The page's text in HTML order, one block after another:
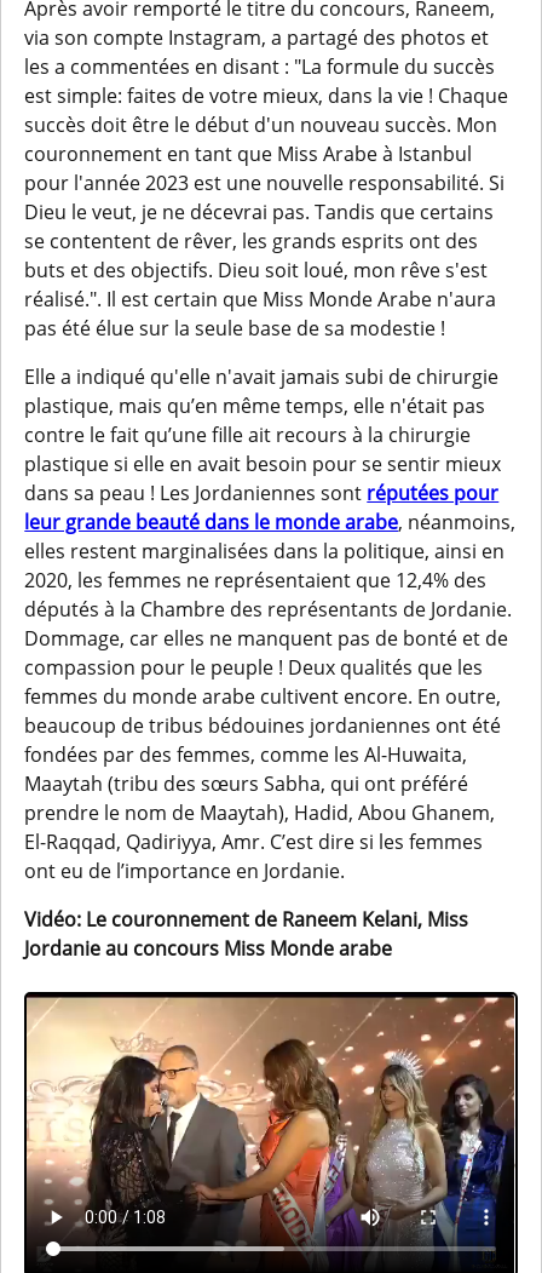
Après avoir remporté le titre du concours, Raneem,
via son compte Instagram, a partagé des photos et
les a commentées en disant : "La formule du succès
est simple: faites de votre mieux, dans la vie ! Chaque
succès doit être le début d'un nouveau succès. Mon
couronnement en tant que Miss Arabe à Istanbul
pour l'année 2023 est une nouvelle responsabilité. Si
Dieu le veut, je ne décevrai pas. Tandis que certains
se contentent de rêver, les grands esprits ont des
buts et des objectifs. Dieu soit loué, mon rêve s'est
réalisé.". Il est certain que Miss Monde Arabe n'aura
pas été élue sur la seule base de sa modestie !
Elle a indiqué qu'elle n'avait jamais subi de chirurgie
plastique, mais qu’en même temps, elle n'était pas
contre le fait qu’une fille ait recours à la chirurgie
plastique si elle en avait besoin pour se sentir mieux
dans sa peau ! Les Jordaniennes sont réputées pour
leur grande beauté dans le monde arabe, néanmoins,
elles restent marginalisées dans la politique, ainsi en
2020, les femmes ne représentaient que 12,4% des
députés à la Chambre des représentants de Jordanie.
Dommage, car elles ne manquent pas de bonté et de
compassion pour le peuple ! Deux qualités que les
femmes du monde arabe cultivent encore. En outre,
beaucoup de tribus bédouines jordaniennes ont été
fondées par des femmes, comme les Al-Huwaita,
Maaytah (tribu des sœurs Sabha, qui ont préféré
prendre le nom de Maaytah), Hadid, Abou Ghanem,
El-Raqqad, Qadiriyya, Amr. C’est dire si les femmes
ont eu de l’importance en Jordanie.
Vidéo: Le couronnement de Raneem Kelani, Miss
Jordanie au concours Miss Monde arabe